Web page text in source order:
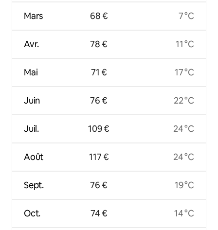
Mars
Avr.
Mai
Juin
Juil.
Août
Sept.
Oct.
68 €
78 €
71 €
76 €
109 €
117 €
76 €
74 €
7 °C
11 °C
17 °C
22 °C
24 °C
24 °C
19 °C
14 °C